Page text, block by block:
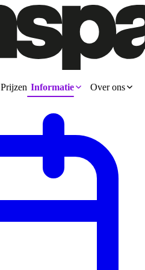
Prijzen Informatie Over ons